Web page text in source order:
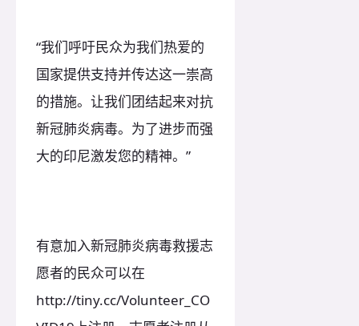
“我们呼吁民众为我们热爱的
国家提供支持并传达这一崇高
的措施。让我们团结起来对抗
新冠肺炎病毒。为了进步而强
大的印尼激发您的精神。”
有意加入新冠肺炎病毒救援志
愿者的民众可以在
http://tiny.cc/Volunteer_CO